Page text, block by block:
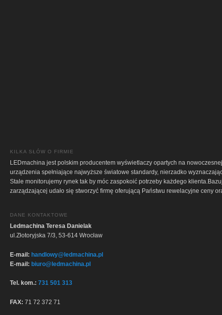
KILKA SŁÓW O FIRMIE
LEDmachina jest polskim producentem wyświetlaczy opartych na
urządzenia spełniające najwyższe światowe standardy, nierzadko
Stale monitorujemy rynek tak by móc zaspokoić potrzeby każdego
zarządzającej udało się stworzyć firmę oferującą Państwu rewelacyjne ceny
DANE KONTAKTOWE
Ledmachina Teresa Danielak
ul.Złotoryjska 7/3, 53-614 Wrocław
E-mail: handlowy@ledmachina.pl
E-mail: biuro@ledmachina.pl
Tel. kom.: 731 501 313
FAX: 71 72 372 71